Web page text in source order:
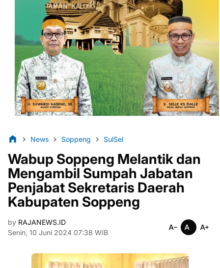
News Soppeng SulSel
Wabup Soppeng Melantik dan
Mengambil Sumpah Jabatan
Penjabat Sekretaris Daerah
Kabupaten Soppeng
by RAJANEWS.ID
Senin, 10 Juni 2024 07:38 WIB